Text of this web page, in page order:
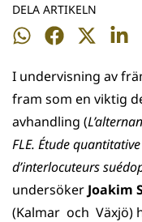
DELA ARTIKELN
Dela
WhatsApp
Dela
Facebook
Dela
Twitter
Dela
I undervisning av
fram som en viktig
avhandling (
FLE. Étude
d’interlocuteurs
undersöker Joakim
(Kalmar och Växjö)